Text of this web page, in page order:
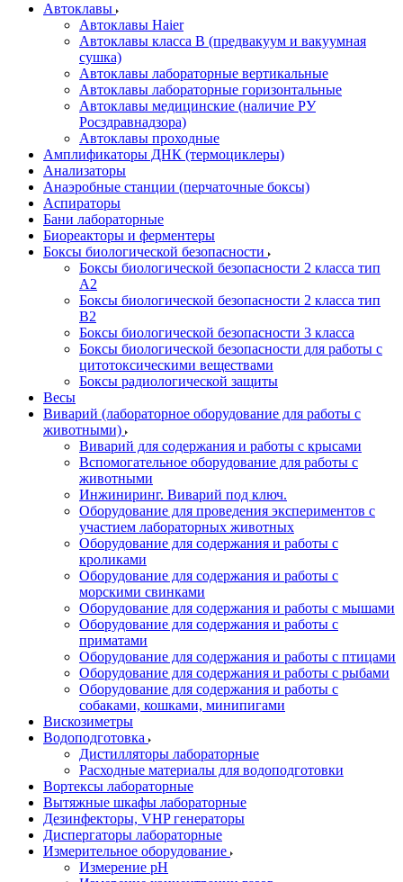
Автоклавы
Автоклавы Haier
Автоклавы класса B (предвакуум и вакуумная
сушка)
Автоклавы лабораторные вертикальные
Автоклавы лабораторные горизонтальные
Автоклавы медицинские (наличие РУ
Росздравнадзора)
Автоклавы проходные
Амплификаторы ДНК (термоциклеры)
Анализаторы
Анаэробные станции (перчаточные боксы)
Аспираторы
Бани лабораторные
Биореакторы и ферментеры
Боксы биологической безопасности
Боксы биологической безопасности 2 класса тип
A2
Боксы биологической безопасности 2 класса тип
B2
Боксы биологической безопасности 3 класса
Боксы биологической безопасности для работы с
цитотоксическими веществами
Боксы радиологической защиты
Весы
Виварий (лабораторное оборудование для работы с
животными)
Виварий для содержания и работы с крысами
Вспомогательное оборудование для работы с
животными
Инжиниринг. Виварий под ключ.
Оборудование для проведения экспериментов с
участием лабораторных животных
Оборудование для содержания и работы с
кроликами
Оборудование для содержания и работы с
морскими свинками
Оборудование для содержания и работы с мышами
Оборудование для содержания и работы с
приматами
Оборудование для содержания и работы с птицами
Оборудование для содержания и работы с рыбами
Оборудование для содержания и работы с
собаками, кошками, минипигами
Вискозиметры
Водоподготовка
Дистилляторы лабораторные
Расходные материалы для водоподготовки
Вортексы лабораторные
Вытяжные шкафы лабораторные
Дезинфекторы, VHP генераторы
Диспергаторы лабораторные
Измерительное оборудование
Измерение pH